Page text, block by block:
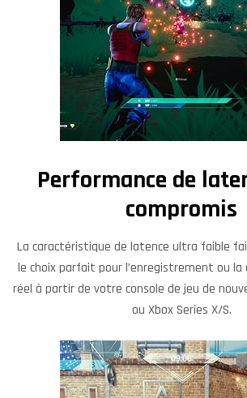
Performance de
compromis
La caractéristique de latence ultra faible
le choix parfait pour l’enregistrement ou
réel à partir de votre console de jeu de
ou Xbox Series X/S.